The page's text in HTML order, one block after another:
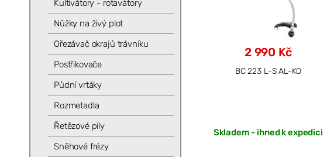
Kultivátory - rotavátory
Nůžky na živý plot
Ořezávač okrajů trávníku
Postřikovače
Půdní vrtáky
Rozmetadla
Řetězové pily
Sněhové frézy
2 990 Kč
BC 223 L-S AL-KO
Skladem - ihned k expedici